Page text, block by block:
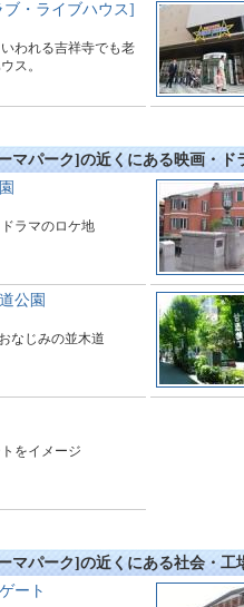
・ライブハウス]
われる吉祥寺でも老
ス。
マパーク]の近くにある映画・ド
ラマのロケ地
公園
なじみの並木道
をイメージ
マパーク]の近くにある社会・工
ート